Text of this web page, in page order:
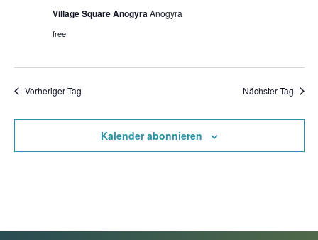
Village Square AnogyraAnogyra
free
Vorheriger Tag Nächster Tag
Kalender abonnieren